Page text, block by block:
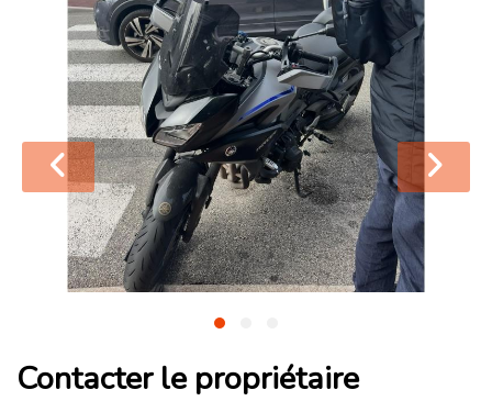
Contacter le propriétaire